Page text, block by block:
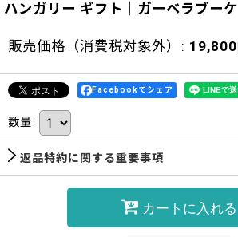
ハンガリー ギフト｜ガーベラブーケ
販売価格（消費税対象外） : 19,800
Facebookでシェア
数量:
返品特約に関する重要事項
カートに入れる